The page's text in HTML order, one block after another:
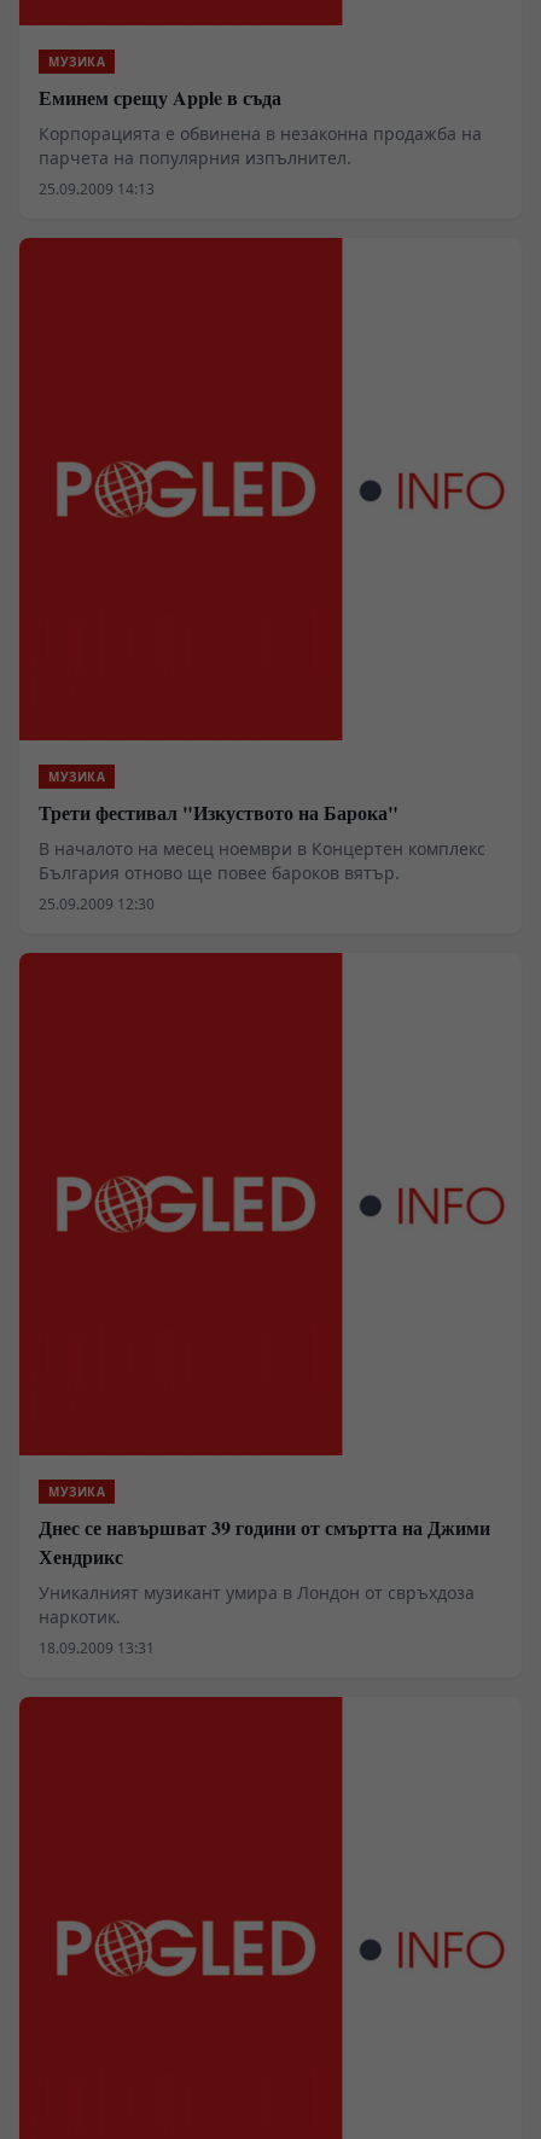
МУЗИКА
Еминем срещу Apple в съда
Корпорацията е обвинена в незаконна продажба на
парчета на популярния изпълнител.
25.09.2009 14:13
МУЗИКА
Трети фестивал "Изкуството на Барока"
В началото на месец ноември в Концертен комплекс
България отново ще повее бароков вятър.
25.09.2009 12:30
МУЗИКА
Днес се навършват 39 години от смъртта на Джими
Хендрикс
Уникалният музикант умира в Лондон от свръхдоза
наркотик.
18.09.2009 13:31